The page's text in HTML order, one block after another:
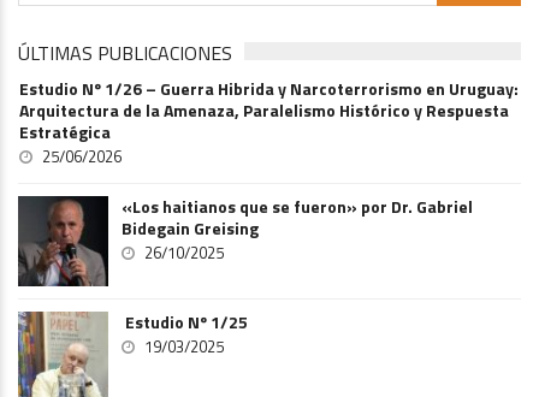
ÚLTIMAS PUBLICACIONES
Estudio Nº 1/26 – Guerra Hibrida y Narcoterrorismo en Uruguay:
Arquitectura de la Amenaza, Paralelismo Histórico y Respuesta
Estratégica
25/06/2026
«Los haitianos que se fueron» por Dr. Gabriel
Bidegain Greising
26/10/2025
Estudio Nº 1/25
19/03/2025